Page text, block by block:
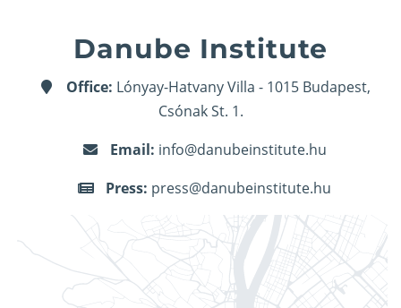
Danube Institute
Office: Lónyay-Hatvany Villa - 1015 Budapest,
Csónak St. 1.
Email: info@danubeinstitute.hu
Press: press@danubeinstitute.hu